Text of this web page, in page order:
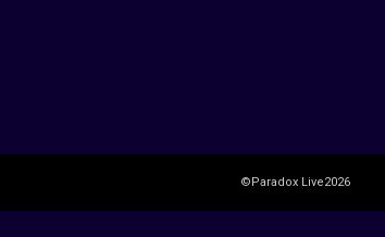
©Paradox Live2026